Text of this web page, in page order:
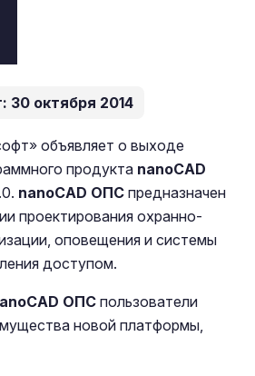
30 октября 2014
объявляет о выходе
продукта nanoCAD
nanoCAD ОПС предназначен
проектирования охранно-
оповещения и системы
доступом.
ОПСпользователи
новой платформы,